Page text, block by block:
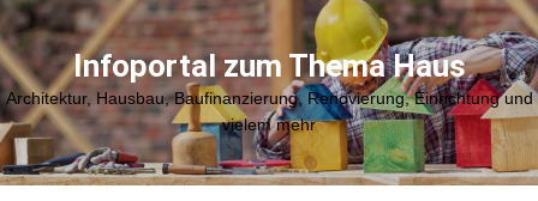
Zum
Inhalt
springenInfoportal zum Thema Haus
Architektur, Hausbau, Baufinanzierung, Renovierung, Einrichtung und
vielem mehr